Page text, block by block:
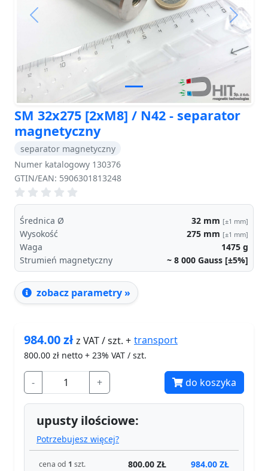
Previous Next
SM 32x275 [2xM8] / N42 - separator
magnetyczny
separator magnetyczny
Numer katalogowy 130376
GTIN/EAN: 5906301813248
Średnica Ø 32 mm [±1 mm]
Wysokość 275 mm [±1 mm]
Waga 1475 g
Strumień magnetyczny
~ 8 000 Gauss [±5%]
zobacz parametry »
984.00złz VAT / szt. + transport
800.00 zł netto + 23% VAT / szt.
- + do koszyka
upusty ilościowe:
Potrzebujesz więcej?
cena od 1 szt. 800.00 ZŁ 984.00 ZŁ